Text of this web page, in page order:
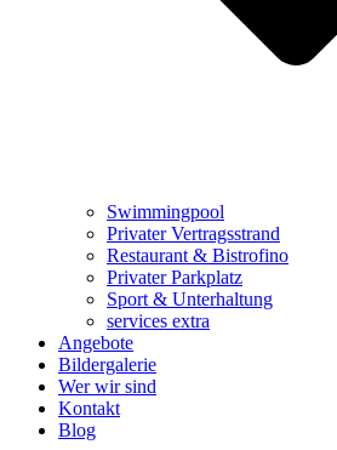
Swimmingpool
PrivaterVertragsstrand
Restaurant & Bistrofino
PrivaterParkplatz
Sport & Unterhaltung
services extra
Angebote
Bildergalerie
Wer wir sind
Kontakt
Blog